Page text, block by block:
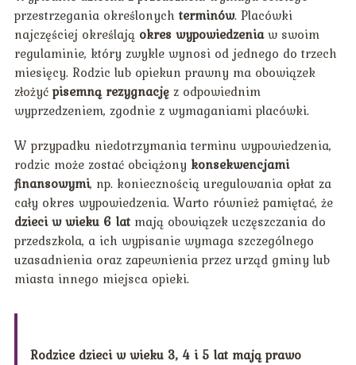
przestrzegania określonychterminów. Placówki
najczęściej określają okres wypowiedzeniaw swoim
regulaminie, który zwykle wynosi od jednego do trzech
miesięcy. Rodzic lub opiekun prawny ma obowiązek
złożyć pisemną rezygnacjęz odpowiednim
wyprzedzeniem, zgodnie z wymaganiami placówki.
W przypadku niedotrzymania terminu wypowiedzenia,
rodzic może zostać obciążony konsekwencjami
finansowymi, np. koniecznością uregulowania opłat za
cały okres wypowiedzenia. Warto również pamiętać, że
dzieci w wieku 6 latmają obowiązek uczęszczania do
przedszkola, a ich wypisanie wymaga szczególnego
uzasadnienia oraz zapewnienia przez urząd gminy lub
miasta innego miejsca opieki.
Rodzice dzieci w wieku 3, 4 i 5 lat mają prawo